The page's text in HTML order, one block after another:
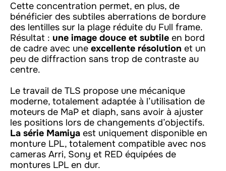
Cette concentration permet, en plus, de
bénéficier des subtiles aberrations de bordure
des lentilles sur la plage réduite du Full frame.
Résultat : une image douce et subtile en bord
de cadre avec une excellente résolution et un
peu de diffraction sans trop de contraste au
centre.
Le travail de TLS propose une mécanique
moderne, totalement adaptée à l’utilisation de
moteurs de MaP et diaph, sans avoir à ajuster
les positions lors de changements d’objectifs.
La série Mamiya est uniquement disponible en
monture LPL, totalement compatible avec nos
cameras Arri, Sony et RED équipées de
montures LPL en dur.